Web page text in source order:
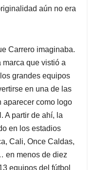
aún no era
Carrero imaginaba.
marca que vistió a
grandes equipos
en una de las
aparecer como logo
A partir de ahí, la
en los estadios
Cali, Once Caldas,
en menos de diez
equipos del fútbol